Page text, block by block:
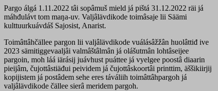
Pargo álgá 1.11.2022 tâi sopâmuš mield já pištá 31.12.2022 räi já
máhđulávt tom maŋa-uv. Valjâlävdikode toimâsaje lii Säämi
kulttuurkuávdáš Sajosist, Anarist.
Toimâttâhčällee pargon lii valjâlävdikode vuálásâžžân huolâttiđ ive
2023 sämitiggevaaljâi valmâštâlmân já olášutmân lohtâseijee
pargoin, moh láá iärásij juávhust puáttee já vyelgee poostâ diaarin
pieijâm, čujottâstiäđui peividem já čujottâskoortâi printtim, äššikiirjij
kopijistem já postâdem sehe eres táváliih toimâttâhpargoh já
valjâlävdikode čällee sierâ meridem pargoh.